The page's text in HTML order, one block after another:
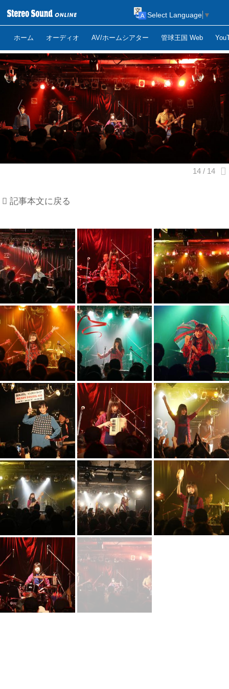
ホーム オーディオ AV/ホームシアター 管球王国 Web
Select Language ▼
記事本文に戻る